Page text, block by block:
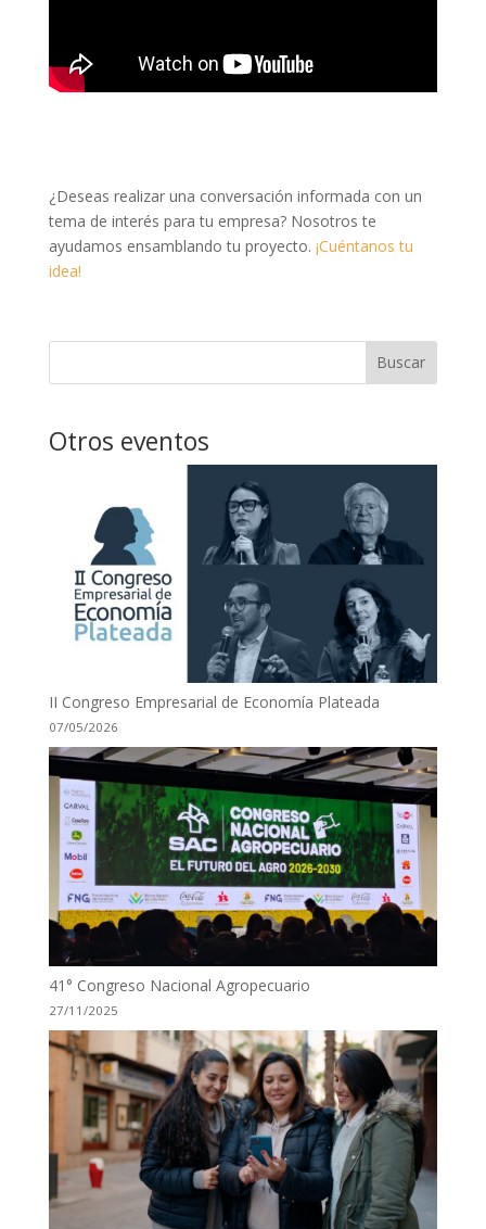
¿Deseas realizar una conversación informada con un
tema de interés para tu empresa? Nosotros te
ayudamos ensamblando tu proyecto. ¡Cuéntanos tu
idea!
Buscar
Otros eventos
II Congreso Empresarial de Economía Plateada
07/05/2026
41° Congreso Nacional Agropecuario
27/11/2025